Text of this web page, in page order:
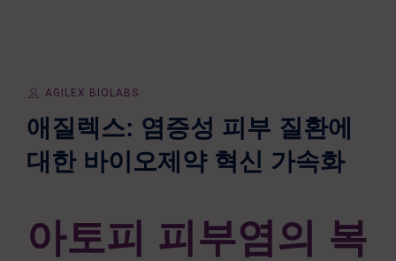
AGILEX BIOLABS
애질렉스: 염증성 피부 질환에
대한 바이오제약 혁신 가속화
아토피 피부염의 복